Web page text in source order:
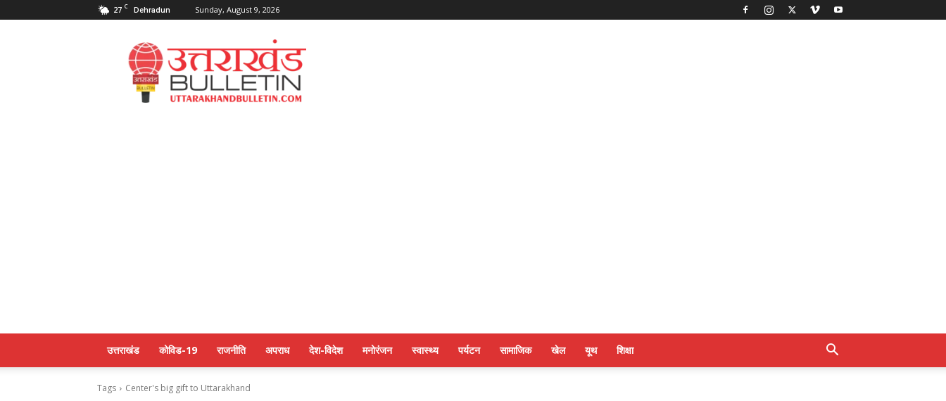
27 C Dehradun Sunday, August 9, 2026
Uttarakahnd
Bulletin
उत्तराखंड कोविड-19 राजनीति अपराध देश-विदेश मनोरंजन स्वास्थ्य पर्यटन सामाजिक खेल यूथ शिक्षा
Tags Center's big gift to Uttarakhand